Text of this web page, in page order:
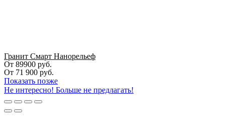
Гранит Смарт Нанорельеф
От 89900 руб.
От 71 900 руб.
Показать позже
Не интересно! Больше не предлагать!